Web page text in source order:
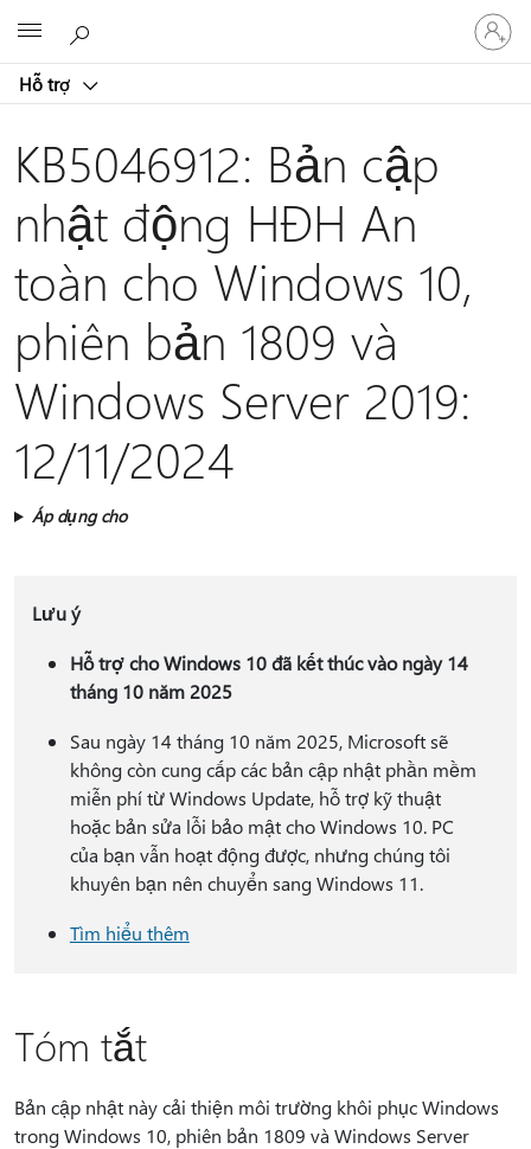
Hỗ trợ
Đăng
nhập
tài
KB5046912: Bản cập
nhật động HĐH An
toàn cho Windows 10,
phiên bản 1809 và
Windows Server 2019:
12/11/2024
Áp dụng cho
Lưu ý
Hỗ trợ cho Windows 10 đã kết thúc vào ngày 14
tháng 10 năm 2025
Sau ngày 14 tháng 10 năm 2025, Microsoft sẽ
không còn cung cấp các bản cập nhật phần mềm
miễn phí từ Windows Update, hỗ trợ kỹ thuật
hoặc bản sửa lỗi bảo mật cho Windows 10. PC
của bạn vẫn hoạt động được, nhưng chúng tôi
khuyên bạn nên chuyển sang Windows 11.
Tìm hiểu thêm
Tóm tắt
Bản cập nhật này cải thiện môi trường khôi phục Windows
trong Windows 10, phiên bản 1809 và Windows Server